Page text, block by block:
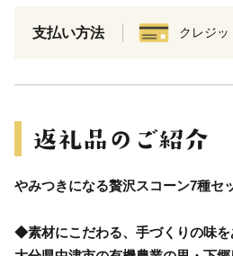
支払い方法 クレジッ
やみつきになる贅沢スコーン7種セ
◆素材にこだわる、手づくりの味を